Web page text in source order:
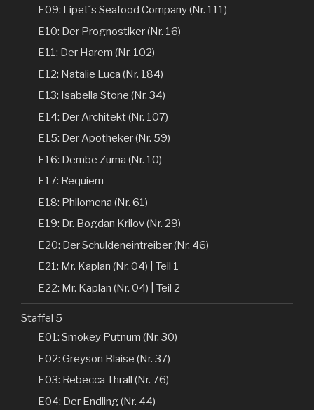
E09: Lipet´s Seafood Company (Nr. 111)
E10: Der Prognostiker (Nr. 16)
E11: Der Harem (Nr. 102)
E12: Natalie Luca (Nr. 184)
E13: Isabella Stone (Nr. 34)
E14: Der Architekt (Nr. 107)
E15: Der Apotheker (Nr. 59)
E16: Dembe Zuma (Nr. 10)
E17: Requiem
E18: Philomena (Nr. 61)
E19: Dr. Bogdan Krilov (Nr. 29)
E20: Der Schuldeneintreiber (Nr. 46)
E21: Mr. Kaplan (Nr. 04) | Teil 1
E22: Mr. Kaplan (Nr. 04) | Teil 2
Staffel 5
E01: Smokey Putnum (Nr. 30)
E02: Greyson Blaise (Nr. 37)
E03: Rebecca Thrall (Nr. 76)
E04: Der Endling (Nr. 44)